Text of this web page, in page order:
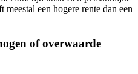
een hogere rente dan een
of overwaarde